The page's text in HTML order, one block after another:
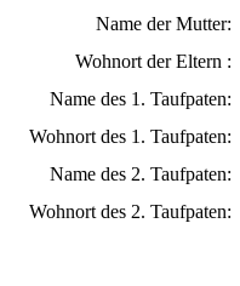
Name der Mutter:
Wohnort der Eltern :
Name des 1. Taufpaten:
Wohnort des 1. Taufpaten:
Name des 2. Taufpaten:
Wohnort des 2. Taufpaten: